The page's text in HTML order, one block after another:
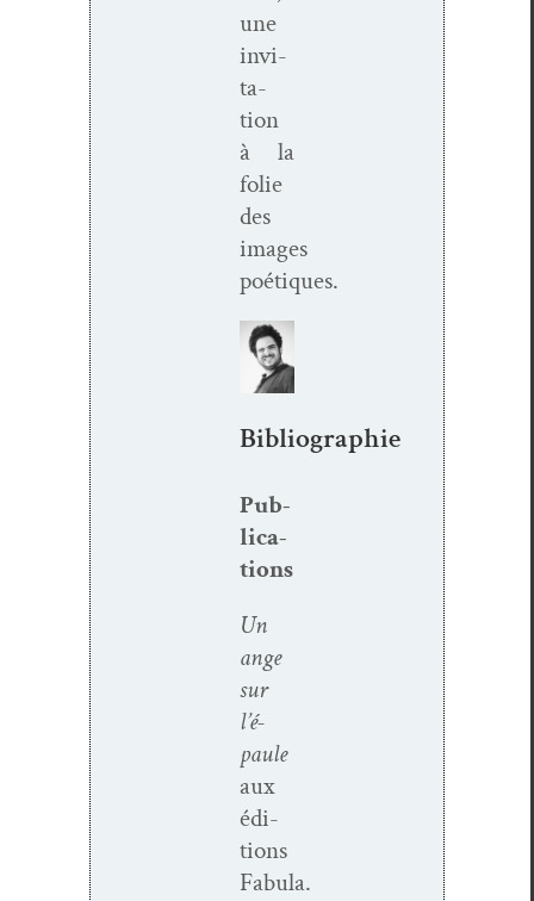
une
invi­
ta­
tion
à la
folie
des
images
poétiques.
Bibliographie
Pub­
li­ca­
tions
Un
ange
sur
l’é­
paule
aux
édi­
tions
Fabula.